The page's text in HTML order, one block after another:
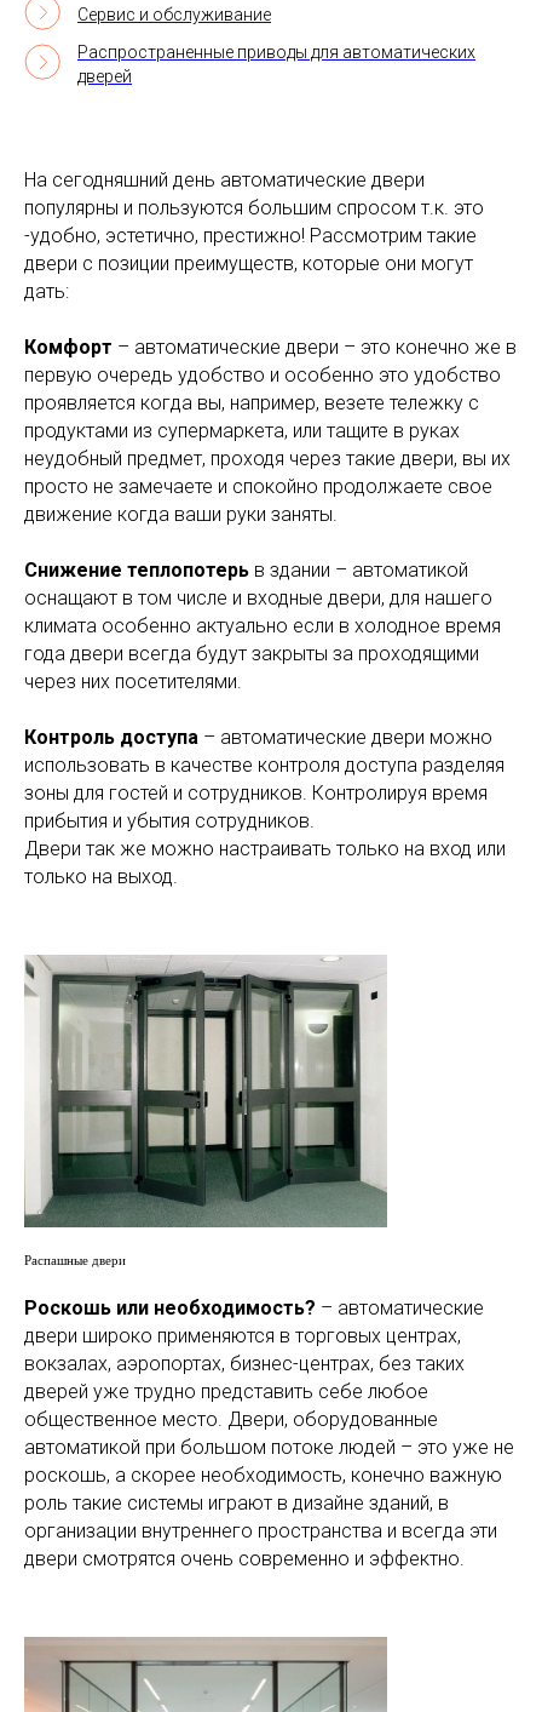
Сервис и обслуживание
Распространенные приводы для автоматических
дверей
На сегодняшний день автоматические двери
популярны и пользуются большим спросом т.к. это
-удобно, эстетично, престижно! Рассмотрим такие
двери с позиции преимуществ, которые они могут
дать:
Комфорт – автоматические двери – это конечно же в
первую очередь удобство и особенно это удобство
проявляется когда вы, например, везете тележку с
продуктами из супермаркета, или тащите в руках
неудобный предмет, проходя через такие двери, вы их
просто не замечаете и спокойно продолжаете свое
движение когда ваши руки заняты.
Снижение теплопотерь в здании – автоматикой
оснащают в том числе и входные двери, для нашего
климата особенно актуально если в холодное время
года двери всегда будут закрыты за проходящими
через них посетителями.
Контроль доступа – автоматические двери можно
использовать в качестве контроля доступа разделяя
зоны для гостей и сотрудников. Контролируя время
прибытия и убытия сотрудников.
Двери так же можно настраивать только на вход или
только на выход.
Распашные двери
Роскошь или необходимость? – автоматические
двери широко применяются в торговых центрах,
вокзалах, аэропортах, бизнес-центрах, без таких
дверей уже трудно представить себе любое
общественное место. Двери, оборудованные
автоматикой при большом потоке людей – это уже не
роскошь, а скорее необходимость, конечно важную
роль такие системы играют в дизайне зданий, в
организации внутреннего пространства и всегда эти
двери смотрятся очень современно и эффектно.